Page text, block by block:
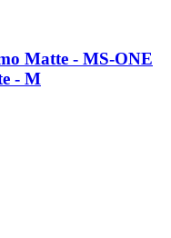
Matte - MS-ONE
- M